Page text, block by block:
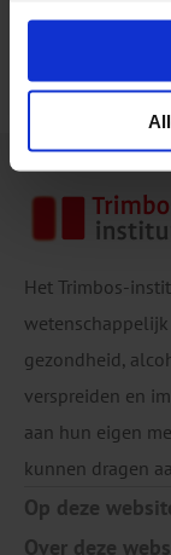
intrekken.
Het Trimbos-
gezondheid,
verspreiden en
aan hun eigen
kunnen dragen
Op deze
Over deze